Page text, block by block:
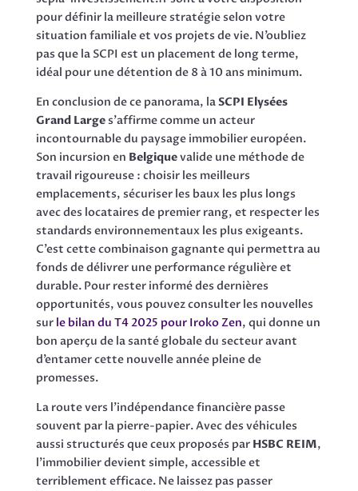
pour définir la meilleure stratégie selon votre
situation familiale et vos projets de vie. N’oubliez
pas que la SCPI est un placement de long terme,
idéal pour une détention de 8 à 10 ans minimum.
En conclusion de ce panorama, laSCPI Elysées
Grand Larges’affirme comme un acteur
incontournable du paysage immobilier européen.
Son incursion en Belgiquevalide une méthode de
travail rigoureuse : choisir les meilleurs
emplacements, sécuriser les baux les plus longs
avec des locataires de premier rang, et respecter les
standards environnementaux les plus exigeants.
C’est cette combinaison gagnante qui permettra au
fonds de délivrer une performance régulière et
durable. Pour rester informé des dernières
opportunités, vous pouvez consulter les nouvelles
sur le bilan du T4 2025 pour Iroko Zen, qui donne un
bon aperçu de la santé globale du secteur avant
d’entamer cette nouvelle année pleine de
promesses.
La route vers l’indépendance financière passe
souvent par la pierre-papier. Avec des véhicules
aussi structurés que ceux proposés par HSBC REIM,
l’immobilier devient simple, accessible et
terriblement efficace. Ne laissez pas passer